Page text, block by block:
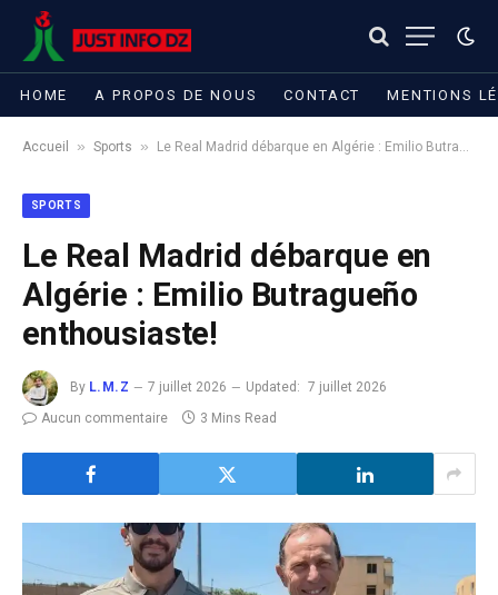
HOME A PROPOS DE NOUS CONTACT MENTIONS
Accueil » Sports » Le Real Madrid débarque en Algérie : ​Emilio Butragueño enthousiaste!
SPORTS
Le Real Madrid débarque en
Algérie : ​Emilio Butragueño
enthousiaste!
By L.M.Z 7 juillet 2026 Updated:
7 juillet 2026
Aucun commentaire
3 Mins Read